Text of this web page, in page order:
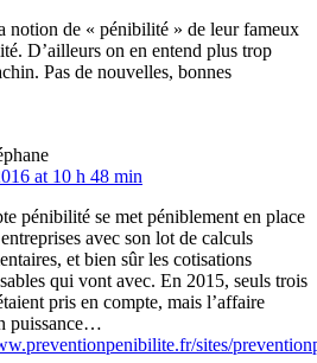
notion de « pénibilité » de leur fameux
D’ailleurs on en entend plus trop
Pas de nouvelles, bonnes
at 10 h 48 min
pénibilité se met péniblement en place
avec son lot de calculs
et bien sûr les cotisations
qui vont avec. En 2015, seuls trois
pris en compte, mais l’affaire
puissance…
sites/